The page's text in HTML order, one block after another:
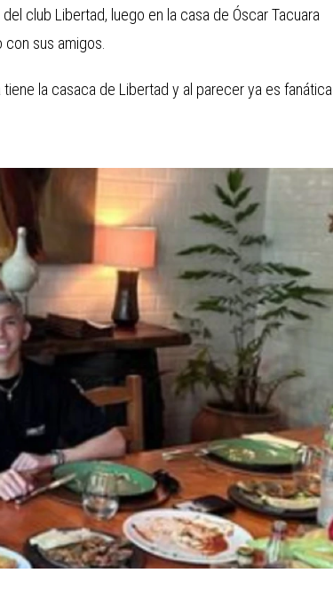
club Libertad, luego en la casa de Óscar Tacuara
con sus amigos.
la casaca de Libertad y al parecer ya es fanática